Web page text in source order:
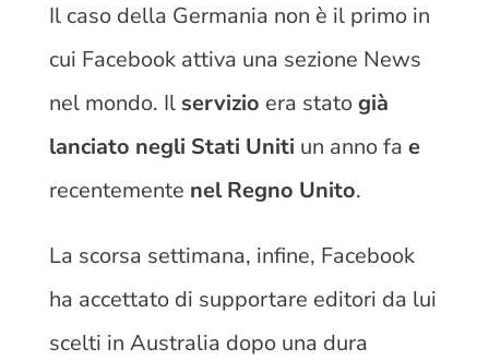
Il caso della Germania non è il primo in
cui Facebook attiva una sezione News
nel mondo. Il servizio era statogià
lanciato negli Stati Uniti un anno fa e
recentemente nel Regno Unito.
La scorsa settimana, infine, Facebook
ha accettato di supportare editori da lui
scelti in Australia dopo una dura